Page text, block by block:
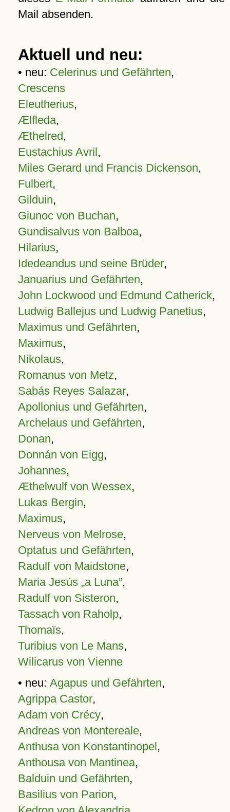
Mail absenden.
Aktuell und neu:
• neu: Celerinus und Gefährten,
Crescens
Eleutherius,
Ælfleda,
Æthelred,
Eustachius Avril,
Miles Gerard und Francis Dickenson,
Fulbert,
Gilduin,
Giunoc von Buchan,
Gundisalvus von Balboa,
Hilarius,
Idedeandus und seine Brüder,
Januarius und Gefährten,
John Lockwood und Edmund Catherick,
Ludwig Ballejus und Ludwig Panetius,
Maximus und Gefährten,
Maximus,
Nikolaus,
Romanus von Metz,
Sabás Reyes Salazar,
Apollonius und Gefährten,
Archelaus und Gefährten,
Donan,
Donnán von Eigg,
Johannes,
Æthelwulf von Wessex,
Lukas Bergin,
Maximus,
Nerveus von Melrose,
Optatus und Gefährten,
Radulf von Maidstone,
Maria Jesús „a Luna”,
Radulf von Sisteron,
Tassach von Raholp,
Thomaïs,
Turibius von Le Mans,
Wilicarus von Vienne
• neu: Agapus und Gefährten,
Agrippa Castor,
Adam von Crécy,
Andreas von Montereale,
Anthusa von Konstantinopel,
Anthousa von Mantinea,
Balduin und Gefährten,
Basilius von Parion,